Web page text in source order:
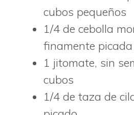
cubos pequeños
1/4 de cebolla
finamente picada
1 jitomate, sin
cubos
1/4 de taza de